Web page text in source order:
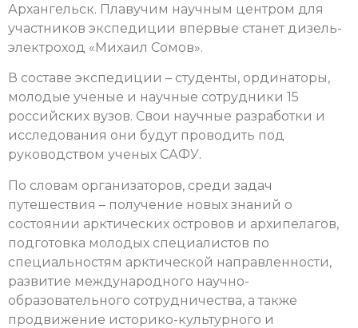
Архангельск. Плавучим научным центром для
участников экспедиции впервые станет дизель-
электроход «Михаил Сомов».
В составе экспедиции – студенты, ординаторы,
молодые ученые и научные сотрудники 15
российских вузов. Свои научные разработки и
исследования они будут проводить под
руководством ученых САФУ.
По словам организаторов, среди задач
путешествия – получение новых знаний о
состоянии арктических островов и архипелагов,
подготовка молодых специалистов по
специальностям арктической направленности,
развитие международного научно-
образовательного сотрудничества, а также
продвижение историко-культурного и